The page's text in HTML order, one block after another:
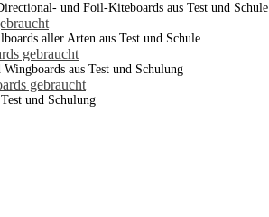
und Foil-Kiteboards aus Test und Schule
aller Arten aus Test und Schule
gebraucht
aus Test und Schulung
gebraucht
und Schulung